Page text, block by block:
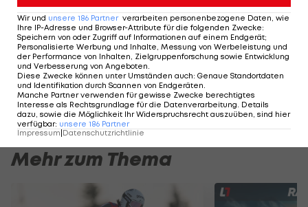
SLIDESHOW
STARTEN
Mehr zum Thema
Wir und unsere 186 Partner verarbeiten personenbezogene Daten, wie
Ihre IP-Adresse und Browser-Attribute für die folgenden Zwecke:
Speichern von oder Zugriff auf Informationen auf einem Endgerät;
Personalisierte Werbung und Inhalte, Messung von Werbeleistung und
der Performance von Inhalten, Zielgruppenforschung sowie Entwicklung
und Verbesserung von Angeboten
Diese Zwecke können unter Umständen auch: Genaue Standortdaten
und Identifikation durch Scannen von Endgeräten
Manche Partner verwenden für gewisse Zwecke berechtigtes
Interesse als Rechtsgrundlage für die Datenverarbeitung. Details
dazu, sowie die Möglichkeit Ihr Widerspruchsrecht auszuüben, sind hier
verfügbar: unsere 186 Partner
Impressum|Datenschutzrichtlinie